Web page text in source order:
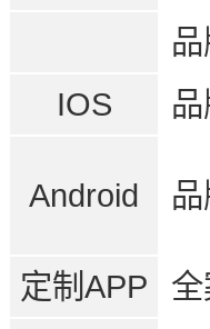
IOS
Android
定制APP